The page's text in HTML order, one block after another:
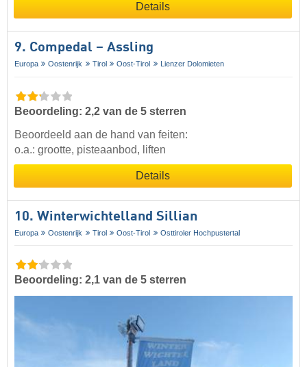
Details
9. Compedal – Assling
Europa Oostenrijk Tirol Oost-Tirol Lienzer Dolomieten
Beoordeling: 2,2 van de 5 sterren
Beoordeeld aan de hand van feiten:
o.a.: grootte, pisteaanbod, liften
Details
10. Winterwichtelland Sillian
Europa Oostenrijk Tirol Oost-Tirol Osttiroler Hochpustertal
Beoordeling: 2,1 van de 5 sterren